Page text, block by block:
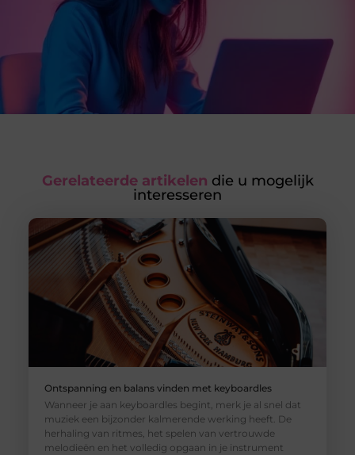
Gerelateerde artikelen die u mogelijk
interesseren
Ontspanning en balans vinden met keyboardles
Wanneer je aan keyboardles begint, merk je al snel dat
muziek een bijzonder kalmerende werking heeft. De
herhaling van ritmes, het spelen van vertrouwde
melodieën en het volledig opgaan in je instrument